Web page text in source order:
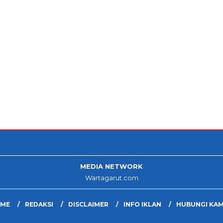
MEDIA NETWORK
Wartagarut.com
REDAKSI DISCLAIMER INFO IKLAN HUBUNGI